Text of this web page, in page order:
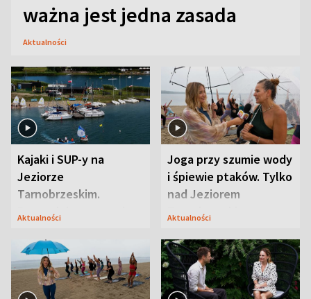
ważna jest jedna zasada
Aktualności
Kajaki i SUP-y na
Jeziorze
Tarnobrzeskim.
Przyrodnicy zwracają
Aktualności
Joga przy szumie wody
i śpiewie ptaków. Tylko
nad Jeziorem
Tarnobrzeskim
Aktualności